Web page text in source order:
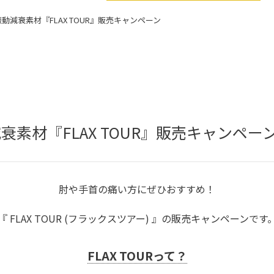
減衰素材『FLAX TOUR』販売キャンペーン
素材『FLAX TOUR』販売キャンペー
肘や手首の痛い方にぜひおすすめ！
FLAX TOUR (フラックスツアー) 』の販売キャンペーンです
FLAX TOURって？